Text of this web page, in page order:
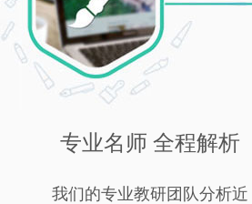
专业名师 全程解析
我们的专业教研团队分析近